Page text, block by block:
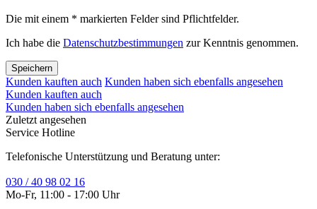
Die mit einem * markierten Felder sind Pflichtfelder.
Ich habe die Datenschutzbestimmungen zur Kenntnis genommen.
Speichern
Kunden kauften auch Kunden haben sich ebenfalls angesehen
Kunden kauften auch
Kunden haben sich ebenfalls angesehen
Zuletzt angesehen
Service Hotline
Telefonische Unterstützung und Beratung unter:
030 / 40 98 02 16
Mo-Fr, 11:00 - 17:00 Uhr